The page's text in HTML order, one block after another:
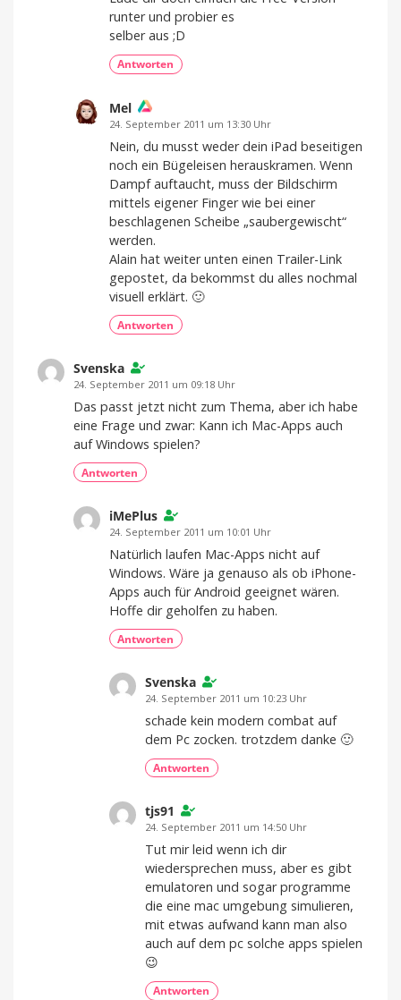
runter und probier es
selber aus ;D
Antworten
Mel
24. September 2011 um 13:30 Uhr
Nein, du musst weder dein iPad beseitigen
noch ein Bügeleisen herauskramen. Wenn
Dampf auftaucht, muss der Bildschirm
mittels eigener Finger wie bei einer
beschlagenen Scheibe „saubergewischt“
werden.
Alain hat weiter unten einen Trailer-Link
gepostet, da bekommst du alles nochmal
visuell erklärt. 🙂
Antworten
Svenska
24. September 2011 um 09:18 Uhr
Das passt jetzt nicht zum Thema, aber ich habe
eine Frage und zwar: Kann ich Mac-Apps auch
auf Windows spielen?
Antworten
iMePlus
24. September 2011 um 10:01 Uhr
Natürlich laufen Mac-Apps nicht auf
Windows. Wäre ja genauso als ob iPhone-
Apps auch für Android geeignet wären.
Hoffe dir geholfen zu haben.
Antworten
Svenska
24. September 2011 um 10:23 Uhr
schade kein modern combat auf
dem Pc zocken. trotzdem danke 🙂
Antworten
tjs91
24. September 2011 um 14:50 Uhr
Tut mir leid wenn ich dir
wiedersprechen muss, aber es gibt
emulatoren und sogar programme
die eine mac umgebung simulieren,
mit etwas aufwand kann man also
auch auf dem pc solche apps spielen
😉
Antworten